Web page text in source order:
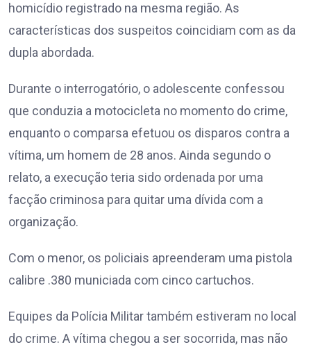
homicídio registrado na mesma região. As
características dos suspeitos coincidiam com as da
dupla abordada.
Durante o interrogatório, o adolescente confessou
que conduzia a motocicleta no momento do crime,
enquanto o comparsa efetuou os disparos contra a
vítima, um homem de 28 anos. Ainda segundo o
relato, a execução teria sido ordenada por uma
facção criminosa para quitar uma dívida com a
organização.
Com o menor, os policiais apreenderam uma pistola
calibre .380 municiada com cinco cartuchos.
Equipes da Polícia Militar também estiveram no local
do crime. A vítima chegou a ser socorrida, mas não